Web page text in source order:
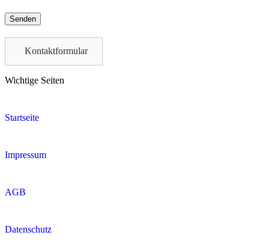
Please
leave
empty.Kontaktformular
Wichtige Seiten
Startseite
Impressum
AGB
Datenschutz